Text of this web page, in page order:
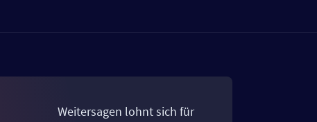
Weitersagen lohnt sich für